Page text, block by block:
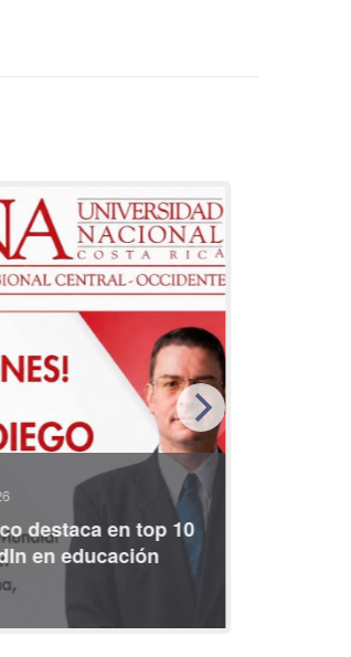
destaca en top 10
en educación